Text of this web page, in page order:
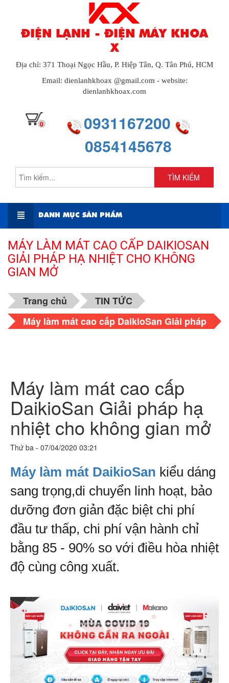
ĐIỆN LẠNH - ĐIỆN MÁY KHOA
X
Địa chỉ: 371 Thoại Ngọc Hầu, P. Hiệp Tân, Q. Tân Phú, HCM
Email: dienlanhkhoax @gmail.com - website:
dienlanhkhoax.com
0
0931167200
0854145678
TÌM KIẾM
DANH MỤC SẢN PHẨM
MÁY LÀM MÁT CAO CẤP DAIKIOSAN
GIẢI PHÁP HẠ NHIỆT CHO KHÔNG
GIAN MỞ
Trang chủ
TIN TỨC
Máy làm mát cao cấp DaikioSan Giải pháp
Máy làm mát cao cấp
DaikioSan Giải pháp hạ
nhiệt cho không gian mở
Thứ ba - 07/04/2020 03:21
Máy làm mát DaikioSan kiểu dáng
sang trọng,di chuyển linh hoạt, bảo
dưỡng đơn giản đặc biệt chi phí
đầu tư thấp, chi phí vận hành chỉ
bằng 85 - 90% so với điều hòa nhiệt
độ cùng công xuất.